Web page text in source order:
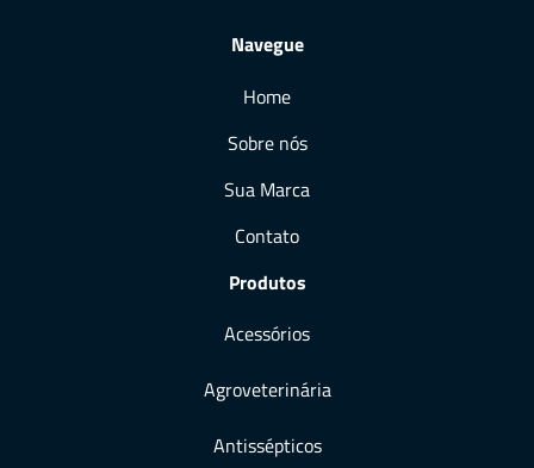
Navegue
Home
Sobre nós
Sua Marca
Contato
Produtos
Acessórios
Agroveterinária
Antissépticos